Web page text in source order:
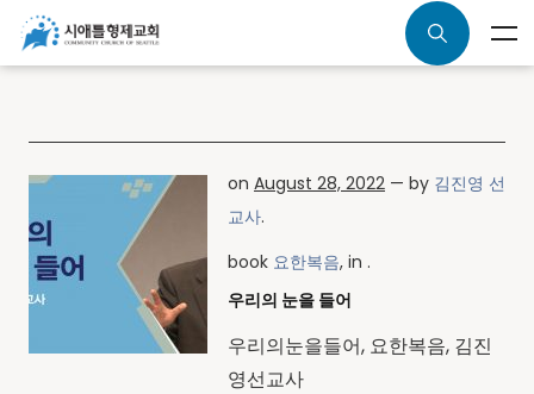
on August 28, 2022 — by 김진영 선
교사.
book 요한복음, in .
우리의 눈을 들어
우리의눈을들어, 요한복음, 김진
영선교사